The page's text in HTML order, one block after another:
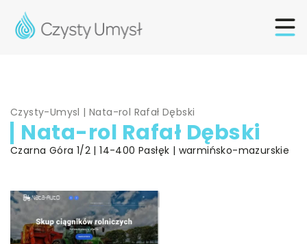
Czysty-Umysl |Nata-rol Rafał Dębski
Nata-rol Rafał Dębski
Czarna Góra 1/2 | 14-400 Pasłęk | warmińsko-mazurskie